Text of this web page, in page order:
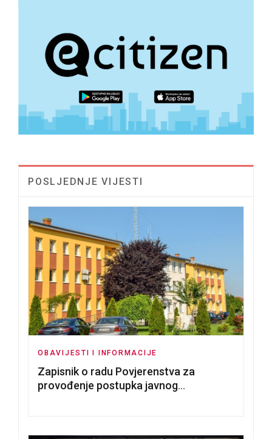
POSLJEDNJE VIJESTI
OBAVIJESTI I INFORMACIJE
Zapisnik o radu Povjerenstva za
provođenje postupka javnog